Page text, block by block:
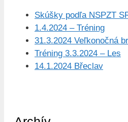
Skúšky podľa NSPZT
1.4.2024 – Tréning
31.3.2024 Veľkonočná
Tréning 3.3.2024 – Les
14.1.2024 Břeclav